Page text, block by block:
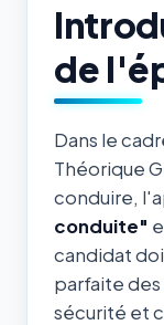
de
Dans le
Théorique
conduire,
conduite"
candidat
parfaite des
sécurité et